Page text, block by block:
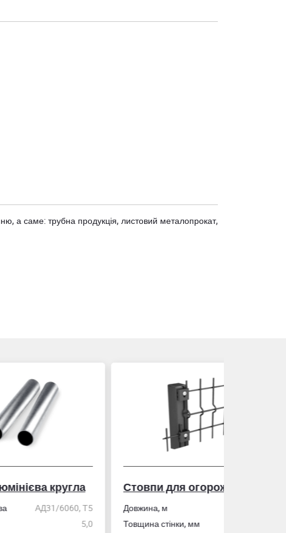
а саме: трубна продукція, листовий металопрокат,
Т5
Стовпи для огорожі
Довжина, м
Товщина стінки, мм
1,5